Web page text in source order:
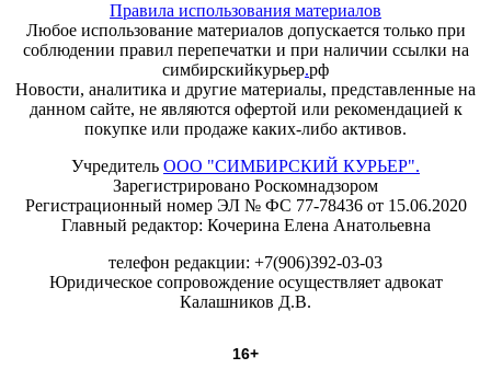
Правила использования материалов
Любое использование материалов допускается только при
соблюдении правил перепечатки и при наличии ссылки на
симбирскийкурьер.рф
Новости, аналитика и другие материалы, представленные на
данном сайте, не являются офертой или рекомендацией к
покупке или продаже каких-либо активов.
Учредитель ООО "СИМБИРСКИЙ КУРЬЕР".
Зарегистрировано Роскомнадзором
Регистрационный номер ЭЛ № ФС 77-78436 от 15.06.2020
Главный редактор: Кочерина Елена Анатольевна
телефон редакции: +7(906)392-03-03
Юридическое сопровождение осуществляет адвокат
Калашников Д.В.
16+